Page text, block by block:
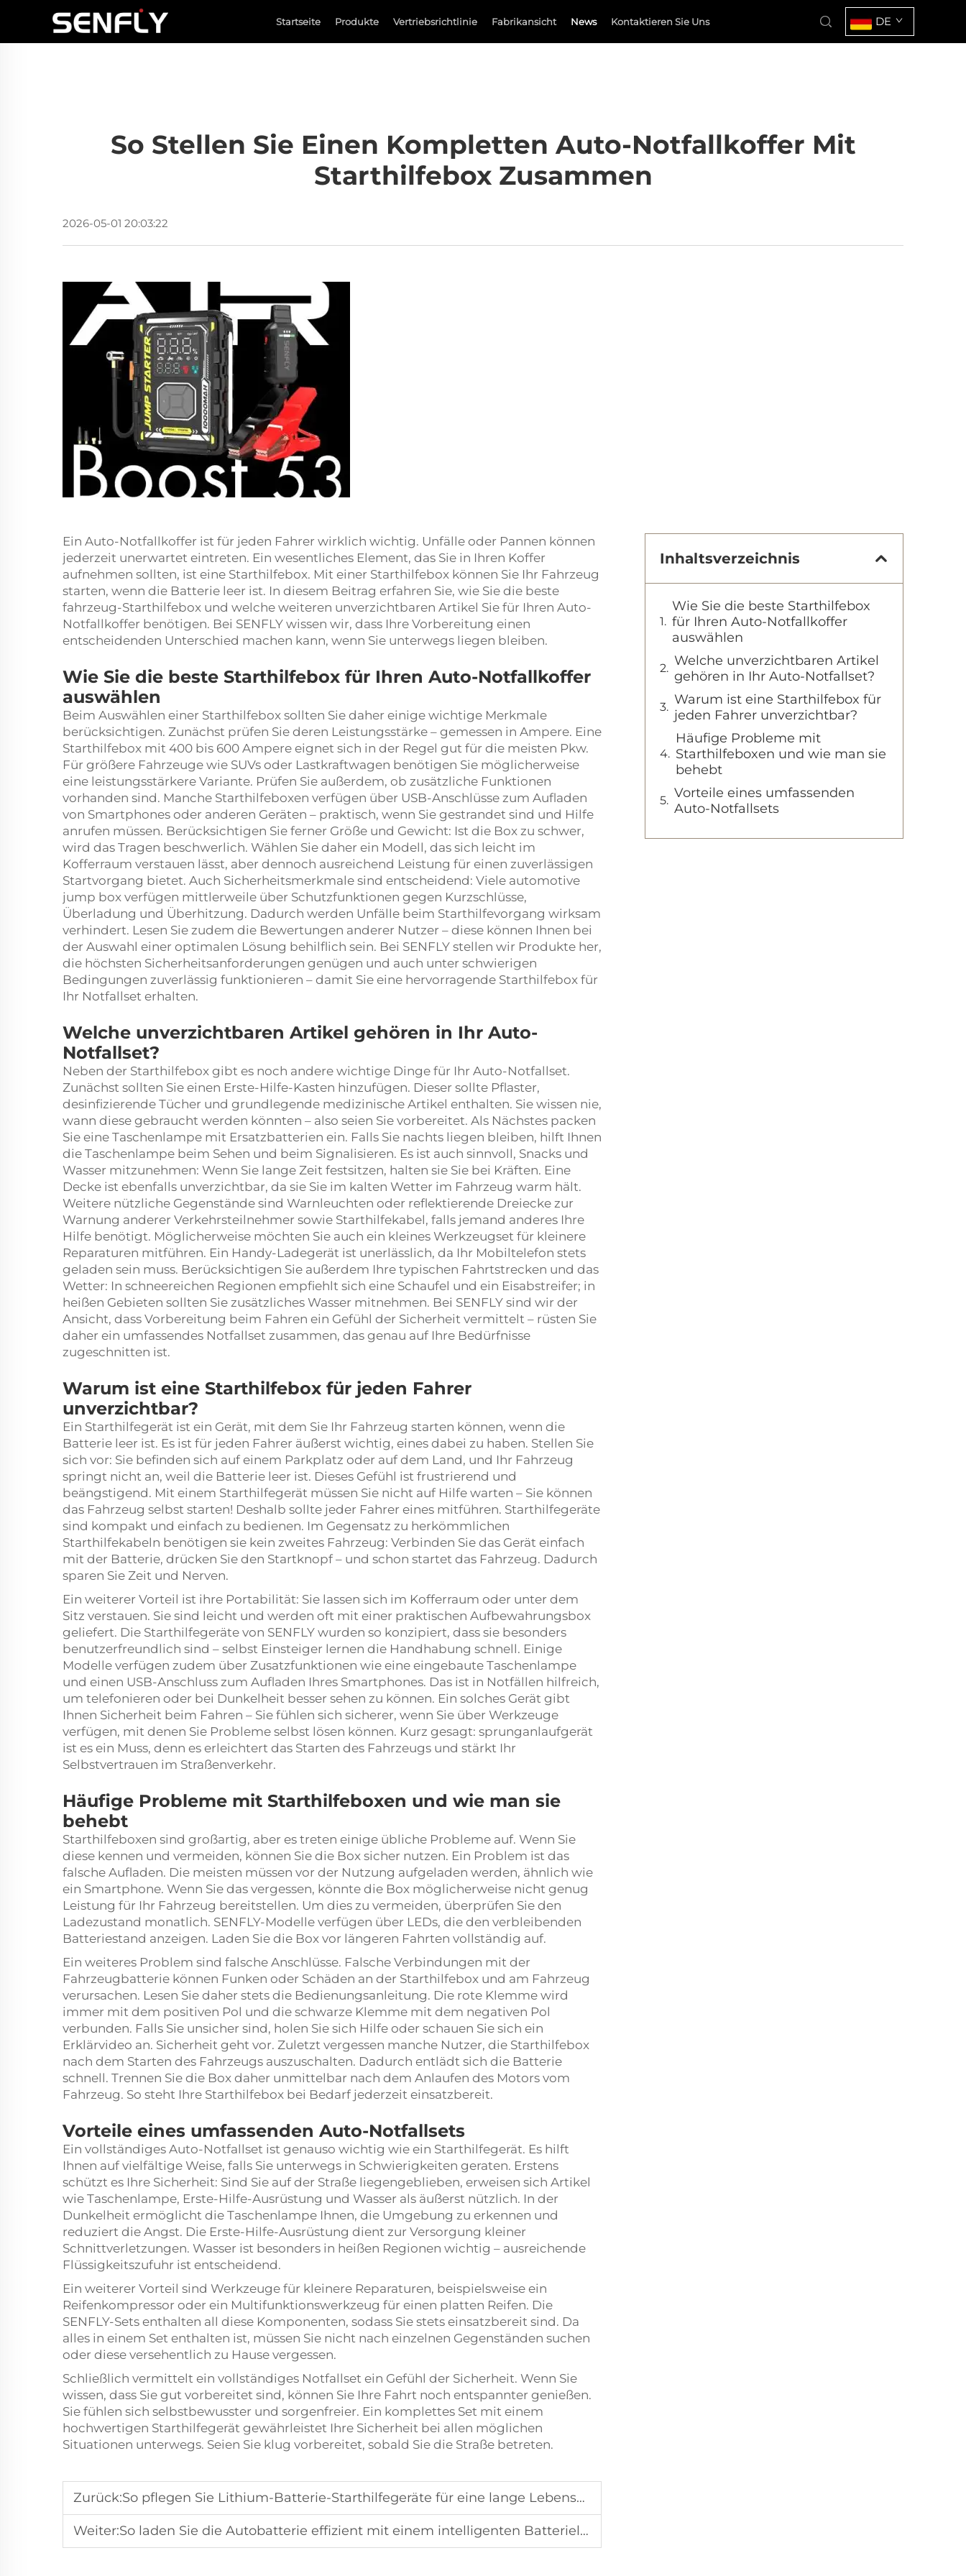
Startseite Produkte Vertriebsrichtlinie Fabrikansicht News Kontaktieren Sie Uns DE
So Stellen Sie Einen Kompletten Auto-Notfallkoffer Mit
Starthilfebox Zusammen
2026-05-01 20:03:22
Ein Auto-Notfallkoffer ist für jeden Fahrer wirklich wichtig. Unfälle oder Pannen können
jederzeit unerwartet eintreten. Ein wesentliches Element, das Sie in Ihren Koffer
aufnehmen sollten, ist eine Starthilfebox. Mit einer Starthilfebox können Sie Ihr Fahrzeug
starten, wenn die Batterie leer ist. In diesem Beitrag erfahren Sie, wie Sie die beste
fahrzeug-Starthilfebox und welche weiteren unverzichtbaren Artikel Sie für Ihren Auto-
Notfallkoffer benötigen. Bei SENFLY wissen wir, dass Ihre Vorbereitung einen
entscheidenden Unterschied machen kann, wenn Sie unterwegs liegen bleiben.
Wie Sie die beste Starthilfebox für Ihren Auto-Notfallkoffer
auswählen
Beim Auswählen einer Starthilfebox sollten Sie daher einige wichtige Merkmale
berücksichtigen. Zunächst prüfen Sie deren Leistungsstärke – gemessen in Ampere. Eine
Starthilfebox mit 400 bis 600 Ampere eignet sich in der Regel gut für die meisten Pkw.
Für größere Fahrzeuge wie SUVs oder Lastkraftwagen benötigen Sie möglicherweise
eine leistungsstärkere Variante. Prüfen Sie außerdem, ob zusätzliche Funktionen
vorhanden sind. Manche Starthilfeboxen verfügen über USB-Anschlüsse zum Aufladen
von Smartphones oder anderen Geräten – praktisch, wenn Sie gestrandet sind und Hilfe
anrufen müssen. Berücksichtigen Sie ferner Größe und Gewicht: Ist die Box zu schwer,
wird das Tragen beschwerlich. Wählen Sie daher ein Modell, das sich leicht im
Kofferraum verstauen lässt, aber dennoch ausreichend Leistung für einen zuverlässigen
Startvorgang bietet. Auch Sicherheitsmerkmale sind entscheidend: Viele automotive
jump box verfügen mittlerweile über Schutzfunktionen gegen Kurzschlüsse,
Überladung und Überhitzung. Dadurch werden Unfälle beim Starthilfevorgang wirksam
verhindert. Lesen Sie zudem die Bewertungen anderer Nutzer – diese können Ihnen bei
der Auswahl einer optimalen Lösung behilflich sein. Bei SENFLY stellen wir Produkte her,
die höchsten Sicherheitsanforderungen genügen und auch unter schwierigen
Bedingungen zuverlässig funktionieren – damit Sie eine hervorragende Starthilfebox für
Ihr Notfallset erhalten.
Welche unverzichtbaren Artikel gehören in Ihr Auto-
Notfallset?
Neben der Starthilfebox gibt es noch andere wichtige Dinge für Ihr Auto-Notfallset.
Zunächst sollten Sie einen Erste-Hilfe-Kasten hinzufügen. Dieser sollte Pflaster,
desinfizierende Tücher und grundlegende medizinische Artikel enthalten. Sie wissen nie,
wann diese gebraucht werden könnten – also seien Sie vorbereitet. Als Nächstes packen
Sie eine Taschenlampe mit Ersatzbatterien ein. Falls Sie nachts liegen bleiben, hilft Ihnen
die Taschenlampe beim Sehen und beim Signalisieren. Es ist auch sinnvoll, Snacks und
Wasser mitzunehmen: Wenn Sie lange Zeit festsitzen, halten sie Sie bei Kräften. Eine
Decke ist ebenfalls unverzichtbar, da sie Sie im kalten Wetter im Fahrzeug warm hält.
Weitere nützliche Gegenstände sind Warnleuchten oder reflektierende Dreiecke zur
Warnung anderer Verkehrsteilnehmer sowie Starthilfekabel, falls jemand anderes Ihre
Hilfe benötigt. Möglicherweise möchten Sie auch ein kleines Werkzeugset für kleinere
Reparaturen mitführen. Ein Handy-Ladegerät ist unerlässlich, da Ihr Mobiltelefon stets
geladen sein muss. Berücksichtigen Sie außerdem Ihre typischen Fahrtstrecken und das
Wetter: In schneereichen Regionen empfiehlt sich eine Schaufel und ein Eisabstreifer; in
heißen Gebieten sollten Sie zusätzliches Wasser mitnehmen. Bei SENFLY sind wir der
Ansicht, dass Vorbereitung beim Fahren ein Gefühl der Sicherheit vermittelt – rüsten Sie
daher ein umfassendes Notfallset zusammen, das genau auf Ihre Bedürfnisse
zugeschnitten ist.
Warum ist eine Starthilfebox für jeden Fahrer
unverzichtbar?
Ein Starthilfegerät ist ein Gerät, mit dem Sie Ihr Fahrzeug starten können, wenn die
Batterie leer ist. Es ist für jeden Fahrer äußerst wichtig, eines dabei zu haben. Stellen Sie
sich vor: Sie befinden sich auf einem Parkplatz oder auf dem Land, und Ihr Fahrzeug
springt nicht an, weil die Batterie leer ist. Dieses Gefühl ist frustrierend und
beängstigend. Mit einem Starthilfegerät müssen Sie nicht auf Hilfe warten – Sie können
das Fahrzeug selbst starten! Deshalb sollte jeder Fahrer eines mitführen. Starthilfegeräte
sind kompakt und einfach zu bedienen. Im Gegensatz zu herkömmlichen
Starthilfekabeln benötigen sie kein zweites Fahrzeug: Verbinden Sie das Gerät einfach
mit der Batterie, drücken Sie den Startknopf – und schon startet das Fahrzeug. Dadurch
sparen Sie Zeit und Nerven.
Ein weiterer Vorteil ist ihre Portabilität: Sie lassen sich im Kofferraum oder unter dem
Sitz verstauen. Sie sind leicht und werden oft mit einer praktischen Aufbewahrungsbox
geliefert. Die Starthilfegeräte von SENFLY wurden so konzipiert, dass sie besonders
benutzerfreundlich sind – selbst Einsteiger lernen die Handhabung schnell. Einige
Modelle verfügen zudem über Zusatzfunktionen wie eine eingebaute Taschenlampe
und einen USB-Anschluss zum Aufladen Ihres Smartphones. Das ist in Notfällen hilfreich,
um telefonieren oder bei Dunkelheit besser sehen zu können. Ein solches Gerät gibt
Ihnen Sicherheit beim Fahren – Sie fühlen sich sicherer, wenn Sie über Werkzeuge
verfügen, mit denen Sie Probleme selbst lösen können. Kurz gesagt: sprunganlaufgerät
ist es ein Muss, denn es erleichtert das Starten des Fahrzeugs und stärkt Ihr
Selbstvertrauen im Straßenverkehr.
Häufige Probleme mit Starthilfeboxen und wie man sie
behebt
Starthilfeboxen sind großartig, aber es treten einige übliche Probleme auf. Wenn Sie
diese kennen und vermeiden, können Sie die Box sicher nutzen. Ein Problem ist das
falsche Aufladen. Die meisten müssen vor der Nutzung aufgeladen werden, ähnlich wie
ein Smartphone. Wenn Sie das vergessen, könnte die Box möglicherweise nicht genug
Leistung für Ihr Fahrzeug bereitstellen. Um dies zu vermeiden, überprüfen Sie den
Ladezustand monatlich. SENFLY-Modelle verfügen über LEDs, die den verbleibenden
Batteriestand anzeigen. Laden Sie die Box vor längeren Fahrten vollständig auf.
Ein weiteres Problem sind falsche Anschlüsse. Falsche Verbindungen mit der
Fahrzeugbatterie können Funken oder Schäden an der Starthilfebox und am Fahrzeug
verursachen. Lesen Sie daher stets die Bedienungsanleitung. Die rote Klemme wird
immer mit dem positiven Pol und die schwarze Klemme mit dem negativen Pol
verbunden. Falls Sie unsicher sind, holen Sie sich Hilfe oder schauen Sie sich ein
Erklärvideo an. Sicherheit geht vor. Zuletzt vergessen manche Nutzer, die Starthilfebox
nach dem Starten des Fahrzeugs auszuschalten. Dadurch entlädt sich die Batterie
schnell. Trennen Sie die Box daher unmittelbar nach dem Anlaufen des Motors vom
Fahrzeug. So steht Ihre Starthilfebox bei Bedarf jederzeit einsatzbereit.
Vorteile eines umfassenden Auto-Notfallsets
Ein vollständiges Auto-Notfallset ist genauso wichtig wie ein Starthilfegerät. Es hilft
Ihnen auf vielfältige Weise, falls Sie unterwegs in Schwierigkeiten geraten. Erstens
schützt es Ihre Sicherheit: Sind Sie auf der Straße liegengeblieben, erweisen sich Artikel
wie Taschenlampe, Erste-Hilfe-Ausrüstung und Wasser als äußerst nützlich. In der
Dunkelheit ermöglicht die Taschenlampe Ihnen, die Umgebung zu erkennen und
reduziert die Angst. Die Erste-Hilfe-Ausrüstung dient zur Versorgung kleiner
Schnittverletzungen. Wasser ist besonders in heißen Regionen wichtig – ausreichende
Flüssigkeitszufuhr ist entscheidend.
Ein weiterer Vorteil sind Werkzeuge für kleinere Reparaturen, beispielsweise ein
Reifenkompressor oder ein Multifunktionswerkzeug für einen platten Reifen. Die
SENFLY-Sets enthalten all diese Komponenten, sodass Sie stets einsatzbereit sind. Da
alles in einem Set enthalten ist, müssen Sie nicht nach einzelnen Gegenständen suchen
oder diese versehentlich zu Hause vergessen.
Schließlich vermittelt ein vollständiges Notfallset ein Gefühl der Sicherheit. Wenn Sie
wissen, dass Sie gut vorbereitet sind, können Sie Ihre Fahrt noch entspannter genießen.
Sie fühlen sich selbstbewusster und sorgenfreier. Ein komplettes Set mit einem
hochwertigen Starthilfegerät gewährleistet Ihre Sicherheit bei allen möglichen
Situationen unterwegs. Seien Sie klug vorbereitet, sobald Sie die Straße betreten.
Zurück:So pflegen Sie Lithium-Batterie-Starthilfegeräte für eine lange Lebensdauer
Weiter:So laden Sie die Autobatterie effizient mit einem intelligenten Batterieladegerät
Inhaltsverzeichnis
Wie Sie die beste Starthilfebox
für Ihren Auto-Notfallkoffer
auswählen
Welche unverzichtbaren Artikel
gehören in Ihr Auto-Notfallset?
Warum ist eine Starthilfebox für
jeden Fahrer unverzichtbar?
Häufige Probleme mit
Starthilfeboxen und wie man sie
behebt
Vorteile eines umfassenden
Auto-Notfallsets